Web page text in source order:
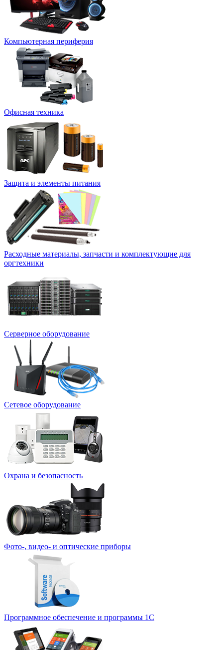
Компьютерная периферия
Офисная техника
Защита и элементы питания
Расходные материалы, запчасти и комплектующие для
оргтехники
Серверное оборудование
Сетевое оборудование
Охрана и безопасность
Фото-, видео- и оптические приборы
Программное обеспечение и программы 1С